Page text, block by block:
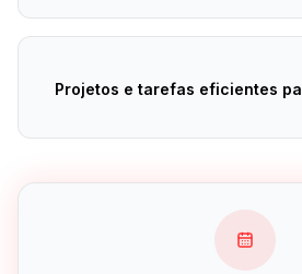
Projetos e tarefas eficientes